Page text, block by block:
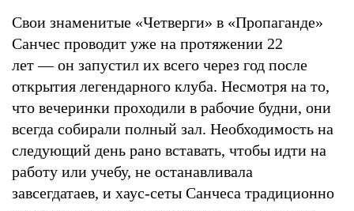
Свои знаменитые «Четверги» в «Пропаганде»
Санчес проводит уже на протяжении 22
лет — он запустил их всего через год после
открытия легендарного клуба. Несмотря на то,
что вечеринки проходили в рабочие будни, они
всегда собирали полный зал. Необходимость на
следующий день рано вставать, чтобы идти на
работу или учебу, не останавливала
завсегдатаев, и хаус-сеты Санчеса традиционно